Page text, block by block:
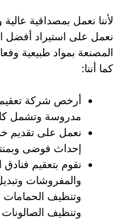
لأننا نعمل بمصداقية
نعمل على استيراد أفضل
المصنعة بمواد طبيعية
كما أننا:
أرخص شركة تعقيم
مدروسة وتشمل
نعمل على تقديم
إحداث فوضى
نقوم بتعقيم
والمفروشات
وتنظيف الحمامات
وتنظيف